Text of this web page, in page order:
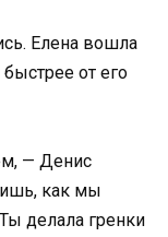
Елена вошла
от его
— Денис
как мы
делала гренки